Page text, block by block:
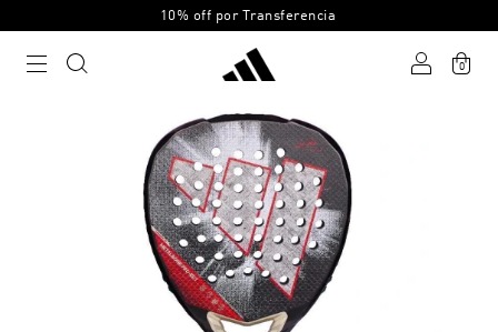
10% off por Transferencia
0